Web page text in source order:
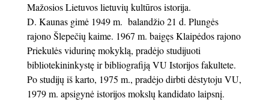
Mažosios Lietuvos lietuvių kultūros istorija.
D. Kaunas gimė 1949 m. balandžio 21 d. Plungės
rajono Šlepečių kaime. 1967 m. baigęs Klaipėdos rajono
Priekulės vidurinę mokyklą, pradėjo studijuoti
bibliotekininkystę ir bibliografiją VU Istorijos fakultete.
Po studijų iš karto, 1975 m., pradėjo dirbti dėstytoju VU,
1979 m. apsigynė istorijos mokslų kandidato laipsnį.